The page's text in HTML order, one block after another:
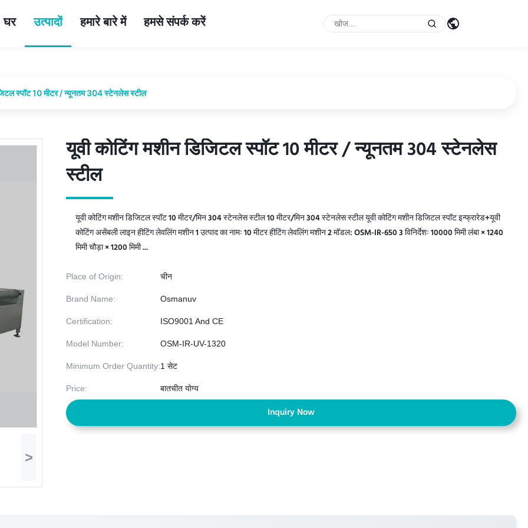
घर उत्पादों हमारे बारे में हमसे संपर्क करें
स्पॉट 10 मीटर / न्यूनतम 304 स्टेनलेस स्टील
>
यूवी कोटिंग मशीन डिजिटल स्पॉट 10 मीटर / न्यूनतम 304 स्टेनलेस
स्टील
यूवी कोटिंग मशीन डिजिटल स्पॉट 10 मीटर / न्यूनतम 304 स्टेनलेस
स्टील
यूवी कोटिंग मशीन डिजिटल स्पॉट 10 मीटर/मिन 304 स्टेनलेस स्टील 10 मीटर/मिन 304 स्टेनलेस स्टील यूवी कोटिंग मशीन डिजिटल स्पॉट इन्फ्रारेड+यूवी
कोटिंग असेंबली लाइन हीटिंग लेवलिंग मशीन 1 उत्पाद का नामः 10 मीटर हीटिंग लेवलिंग मशीन 2 मॉडल: OSM-IR-650 3 विनिर्देशः 10000 मिमी लंबा × 1240
मिमी चौड़ा × 1200 मिमी ...
Place of Origin: चीन
Brand Name: Osmanuv
Certification: ISO9001 And CE
Model Number: OSM-IR-UV-1320
Minimum Order Quantity:1 सेट
Price: बातचीत योग्य
Inquiry Now